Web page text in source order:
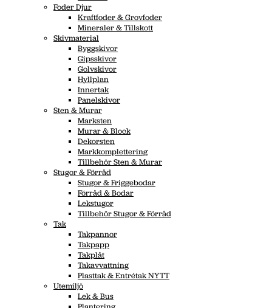
Foder Djur
Kraftfoder & Grovfoder
Mineraler & Tillskott
Skivmaterial
Byggskivor
Gipsskivor
Golvskivor
Hyllplan
Innertak
Panelskivor
Sten & Murar
Marksten
Murar & Block
Dekorsten
Markkomplettering
Tillbehör Sten & Murar
Stugor & Förråd
Stugor & Friggebodar
Förråd & Bodar
Lekstugor
Tillbehör Stugor & Förråd
Tak
Takpannor
Takpapp
Takplåt
Takavvattning
Plasttak & Entrétak NYTT
Utemiljö
Lek & Bus